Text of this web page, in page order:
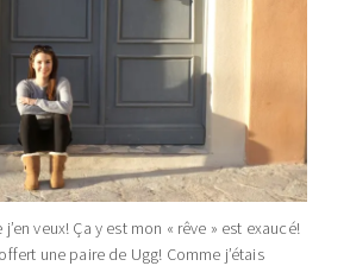
veux! Ça y est mon « rêve » est exaucé!
une paire de Ugg! Comme j’étais